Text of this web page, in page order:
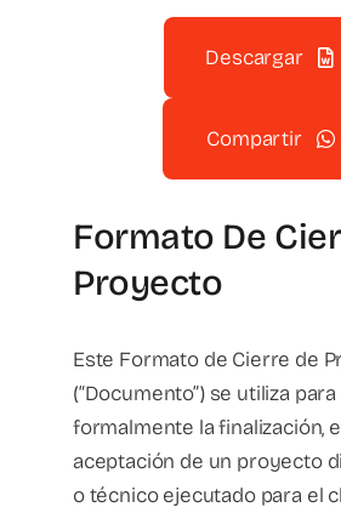
Descargar
Compartir
Formato De
Proyecto
Este Formato de Cierre de
(“Documento”) se utiliza
formalmente la finalización,
aceptación de un proyecto
o técnico ejecutado para el